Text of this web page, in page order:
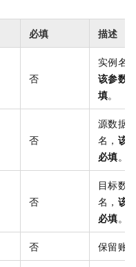
必填 描述
否
实例名
该参数
填。
否
源数据
名， 该
必填。
否
目标数
名， 该
必填。
否 保留账